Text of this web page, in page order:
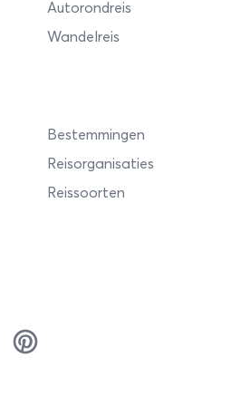
Autorondreis
Wandelreis
Bestemmingen
Reisorganisaties
Reissoorten
Pinterest